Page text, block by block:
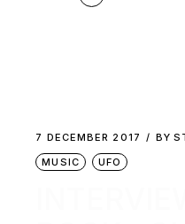
7 DECEMBER 2017 BY
MUSIC
UFO